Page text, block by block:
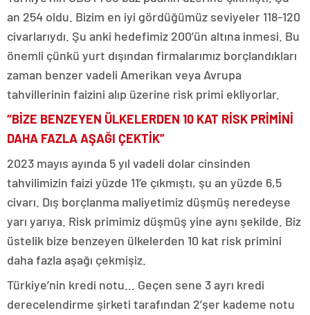
an 254 oldu. Bizim en iyi gördüğümüz seviyeler 118-120
civarlarıydı. Şu anki hedefimiz 200’ün altına inmesi. Bu
önemli çünkü yurt dışından firmalarımız borçlandıkları
zaman benzer vadeli Amerikan veya Avrupa
tahvillerinin faizini alıp üzerine risk primi ekliyorlar.
“BİZE BENZEYEN ÜLKELERDEN 10 KAT RİSK PRİMİNİ
DAHA FAZLA AŞAĞI ÇEKTİK”
2023 mayıs ayında 5 yıl vadeli dolar cinsinden
tahvilimizin faizi yüzde 11’e çıkmıştı, şu an yüzde 6,5
civarı. Dış borçlanma maliyetimiz düşmüş neredeyse
yarı yarıya. Risk primimiz düşmüş yine aynı şekilde. Biz
üstelik bize benzeyen ülkelerden 10 kat risk primini
daha fazla aşağı çekmişiz.
Türkiye’nin kredi notu… Geçen sene 3 ayrı kredi
derecelendirme şirketi tarafından 2’şer kademe notu